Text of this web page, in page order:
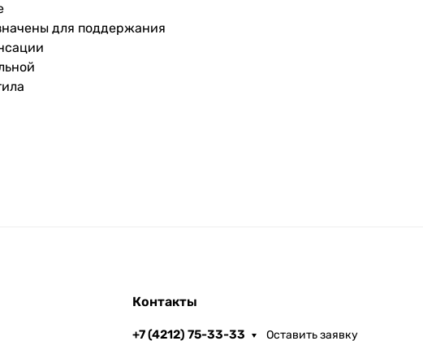
для поддержания
Контакты
+7 (4212) 75-33-33 Оставить заявку